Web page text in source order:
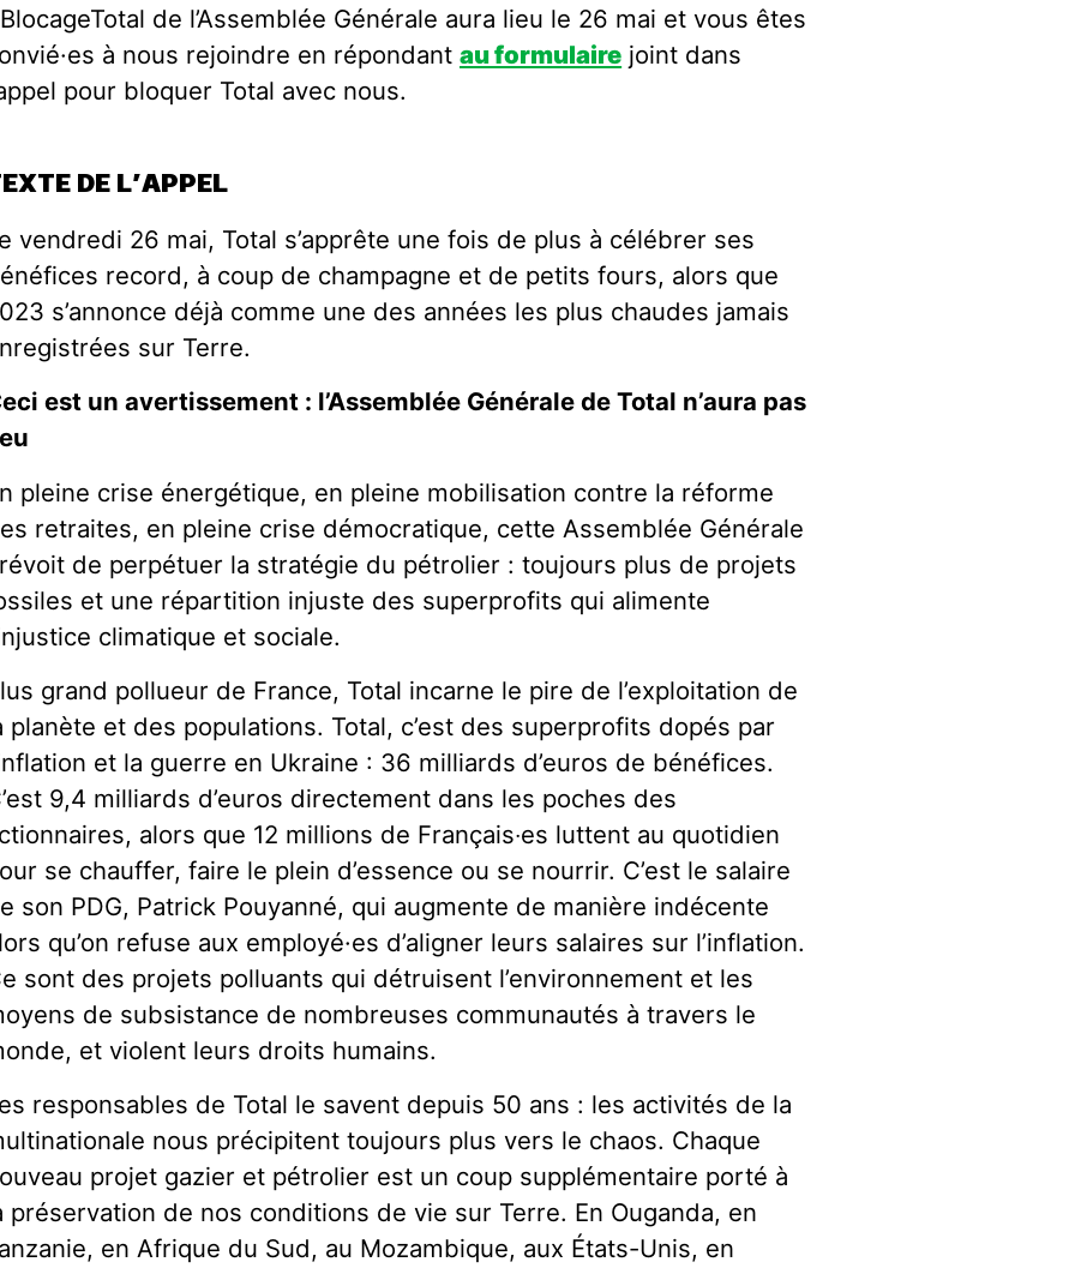
de l’Assemblée Générale aura lieu le 26 mai et vous êtes
à nous rejoindre en répondantau formulaire joint dans
pour bloquer Total avec nous.
DE L’APPEL
vendredi 26 mai, Total s’apprête une fois de plus à célébrer ses
record, à coup de champagne et de petits fours, alors que
s’annonce déjà comme une des années les plus chaudes jamais
sur Terre.
est un avertissement : l’Assemblée Générale de Total n’aura pas
pleine crise énergétique, en pleine mobilisation contre la réforme
retraites, en pleine crise démocratique, cette Assemblée Générale
de perpétuer la stratégie du pétrolier : toujours plus de projets
et une répartition injuste des superprofits qui alimente
climatique et sociale.
grand pollueur de France, Total incarne le pire de l’exploitation de
planète et des populations. Total, c’est des superprofits dopés par
et la guerre en Ukraine : 36 milliards d’euros de bénéfices.
9,4 milliards d’euros directement dans les poches des
alors que 12 millions de Français‧es luttent au quotidien
se chauffer, faire le plein d’essence ou se nourrir. C’est le salaire
son PDG, Patrick Pouyanné, qui augmente de manière indécente
qu’on refuse aux employé·es d’aligner leurs salaires sur l’inflation.
sont des projets polluants qui détruisent l’environnement et les
de subsistance de nombreuses communautés à travers le
et violent leurs droits humains.
responsables de Total le savent depuis 50 ans : les activités de la
nous précipitent toujours plus vers le chaos. Chaque
projet gazier et pétrolier est un coup supplémentaire porté à
préservation de nos conditions de vie sur Terre. En Ouganda, en
en Afrique du Sud, au Mozambique, aux États-Unis, en